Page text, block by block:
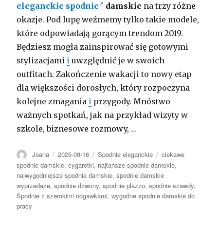
eleganckie spodnie
damskie na trzy różne
okazje. Pod lupę weźmemy tylko takie modele,
które odpowiadają gorącym trendom 2019.
Będziesz mogła zainspirować się gotowymi
stylizacjami i uwzględnić je w swoich
outfitach. Zakończenie wakacji to nowy etap
dla większości dorosłych, który rozpoczyna
kolejne zmagania i przygody. Mnóstwo
ważnych spotkań, jak na przykład wizyty w
szkole, biznesowe rozmowy, …
Autor
Joana Opublikowano
2025-08-16 Kategorie
Spodnie eleganckie Tagi
ciekawe
spodnie damskie,cygaretki, najtańsze spodnie damskie,
najwygodniejsze spodnie damskie,spodnie damskie
wyprzedaże,spodnie dzwony,spodnie plazzo,spodnie szwedy,
Spodnie z szerokimi nogawkami,wygodne spodnie damskie do
pracy